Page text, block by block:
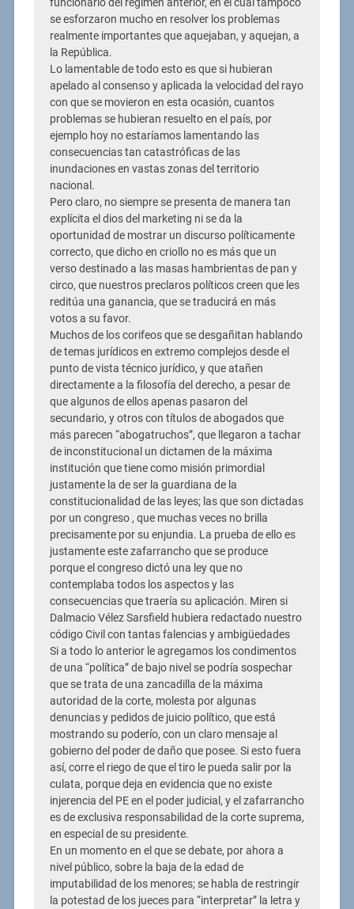
funcionario del régimen anterior, en el cual tampoco
se esforzaron mucho en resolver los problemas
realmente importantes que aquejaban, y aquejan, a
la República.
Lo lamentable de todo esto es que si hubieran
apelado al consenso y aplicada la velocidad del rayo
con que se movieron en esta ocasión, cuantos
problemas se hubieran resuelto en el país, por
ejemplo hoy no estaríamos lamentando las
consecuencias tan catastróficas de las
inundaciones en vastas zonas del territorio
nacional.
Pero claro, no siempre se presenta de manera tan
explícita el dios del marketing ni se da la
oportunidad de mostrar un discurso políticamente
correcto, que dicho en criollo no es más que un
verso destinado a las masas hambrientas de pan y
circo, que nuestros preclaros políticos creen que les
reditúa una ganancia, que se traducirá en más
votos a su favor.
Muchos de los corifeos que se desgañitan hablando
de temas jurídicos en extremo complejos desde el
punto de vista técnico jurídico, y que atañen
directamente a la filosofía del derecho, a pesar de
que algunos de ellos apenas pasaron del
secundario, y otros con títulos de abogados que
más parecen “abogatruchos”, que llegaron a tachar
de inconstitucional un dictamen de la máxima
institución que tiene como misión primordial
justamente la de ser la guardiana de la
constitucionalidad de las leyes; las que son dictadas
por un congreso , que muchas veces no brilla
precisamente por su enjundia. La prueba de ello es
justamente este zafarrancho que se produce
porque el congreso dictó una ley que no
contemplaba todos los aspectos y las
consecuencias que traería su aplicación. Miren si
Dalmacio Vélez Sarsfield hubiera redactado nuestro
código Civil con tantas falencias y ambigüedades
Si a todo lo anterior le agregamos los condimentos
de una “política” de bajo nivel se podría sospechar
que se trata de una zancadilla de la máxima
autoridad de la corte, molesta por algunas
denuncias y pedidos de juicio político, que está
mostrando su poderío, con un claro mensaje al
gobierno del poder de daño que posee. Si esto fuera
así, corre el riego de que el tiro le pueda salir por la
culata, porque deja en evidencia que no existe
injerencia del PE en el poder judicial, y el zafarrancho
es de exclusiva responsabilidad de la corte suprema,
en especial de su presidente.
En un momento en el que se debate, por ahora a
nivel público, sobre la baja de la edad de
imputabilidad de los menores; se habla de restringir
la potestad de los jueces para “interpretar” la letra y